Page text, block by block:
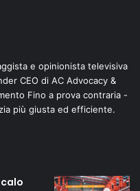
e opinionista televisiva
CEO di AC Advocacy &
Fino a prova contraria -
più giusta ed efficiente.